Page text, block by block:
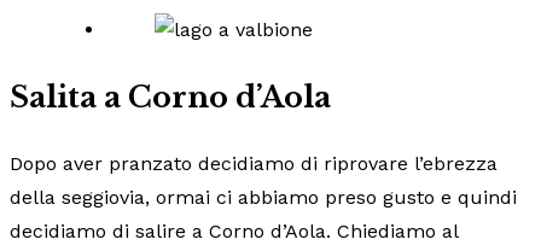
Salita a Corno d’Aola
Dopo aver pranzato decidiamo di riprovare l’ebrezza
della seggiovia, ormai ci abbiamo preso gusto e quindi
decidiamo di salire a Corno d’Aola. Chiediamo al